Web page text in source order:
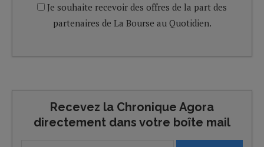
Je souhaite recevoir des offres de la part des
partenaires de La Bourse au Quotidien.
Recevez la Chronique Agora
directement dans votre boîte mail